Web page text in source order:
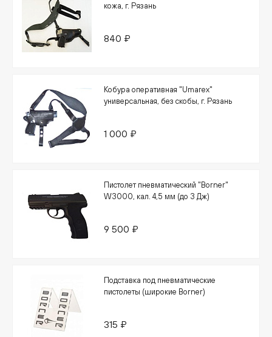
кожа, г. Рязань
840 ₽
Кобура оперативная "Umarex"
универсальная, без скобы, г. Рязань
1 000 ₽
Пистолет пневматический "Borner"
W3000, кал. 4,5 мм (до 3 Дж)
9 500 ₽
Подставка под пневматические
пистолеты (широкие Borner)
315 ₽